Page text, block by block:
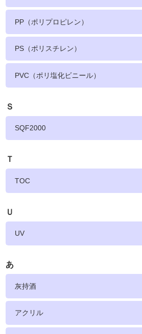
PP（ポリプロピレン）
PS（ポリスチレン）
PVC（ポリ塩化ビニール）
Ｓ
SQF2000
Ｔ
TOC
Ｕ
UV
あ
灰持酒
アクリル